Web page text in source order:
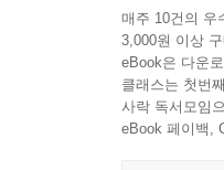
매주 10건의 우
3,000원 이상
eBook은 다운
클래스는 첫번
사락 독서모임
eBook 페이백,